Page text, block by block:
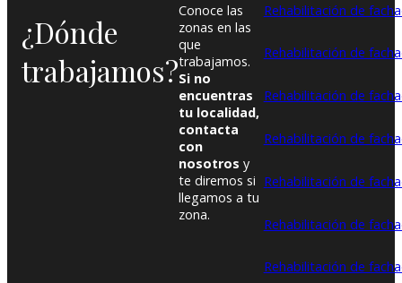
¿Dónde
trabajamos?
Conoce las
zonas en las
que
trabajamos.
Si no
encuentras
tu localidad,
contacta
con
nosotros y
te diremos si
llegamos a tu
zona.
Rehabilitación de
Rehabilitación de
Rehabilitación de
Rehabilitación de
Rehabilitación de
Rehabilitación de
Rehabilitación de